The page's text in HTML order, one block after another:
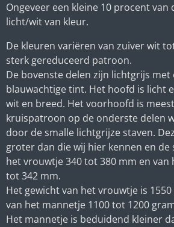
Ongeveer een kleine 10 procent van
licht/wit van kleur.
De kleuren variëren van zuiver wit
sterk gereduceerd patroon.
De bovenste delen zijn lichtgrijs met
blauwachtige tint. Het hoofd is licht
wit en breed. Het voorhoofd is
kruispatroon op de onderste delen
door de smalle lichtgrijze staven.
groter dan die wij hier kennen en de
het vrouwtje 340 tot 380 mm en van
tot 342 mm.
Het gewicht van het vrouwtje is
van het mannetje 1100 tot 1200
Het mannetje is beduidend kleiner